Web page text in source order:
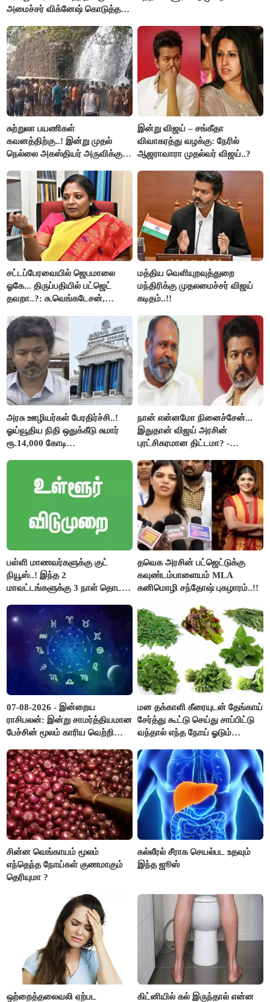
அமைச்சர் விக்னேஷ் கொடுத்த
சுற்றுலா பயணிகள்
கவனத்திற்கு..! இன்று முதல்
நெல்லை அகஸ்தியர் அருவிக்கு
இன்று விஜய் – சங்கீதா
விவாகரத்து வழக்கு: நேரில்
ஆஜராவாரா முதல்வர் விஜய்..?
சட்டப்பேரவையில் ஜெபமாலை
ஓகே... திருப்பதியில் பட்ஜெட்
தவறா..?: சு.வெங்கடேசன்,
கேள்வி..!
மத்திய வெளியுறவுத்துறை
மந்திரிக்கு முதலமைச்சர் விஜய்
கடிதம்..!!
அரசு ஊழியர்கள் பேரதிர்ச்சி..!
ஓய்வூதிய நிதி ஒதுக்கீடு சுமார்
ரூ.14,000 கோடி
நான் என்னமோ நினைச்சேன்...
இதுதான் விஜய் அரசின்
புரட்சிகரமான திட்டமா? -
பள்ளி மாணவர்களுக்கு குட்
நியூஸ்..! இந்த 2
மாவட்டங்களுக்கு 3 நாள் தொடர்
தவெக அரசின் பட்ஜெட்டுக்கு
கவுண்டம்பாளையம் MLA
கனிமொழி சந்தோஷ் புகழாரம்..!!
07-08-2026 - இன்றைய
ராசிபலன்: இன்று சாமர்த்தியமான
பேச்சின் மூலம் காரிய வெற்றி
பொறுப்புகளை ஒப்படைப்பதில்
கவனம் தேவை..!
மன தக்காளி கீரையுடன் தேங்காய்
சேர்த்து கூட்டு செய்து சாப்பிட்டு
வந்தால் எந்த நோய் ஓடும்
சின்ன வெங்காயம் மூலம்
எந்தெந்த நோய்கள் குணமாகும்
தெரியுமா ?
கல்லீரல் சீராக செயல்பட உதவும்
இந்த ஜூஸ்
ஒற்றைத்தலைவலி ஏற்பட
கிட்னியில் கல் இருந்தால் என்ன